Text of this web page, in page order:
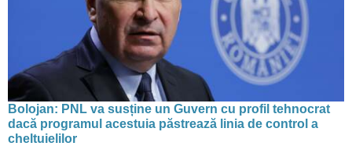
Bolojan: PNL va susține un Guvern cu profil tehnocrat
dacă programul acestuia păstrează linia de control a
cheltuielilor